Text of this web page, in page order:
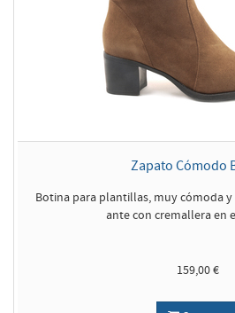
Zapato Cómodo
Botina para plantillas, muy cómoda y
ante con cremallera en
159,00 €